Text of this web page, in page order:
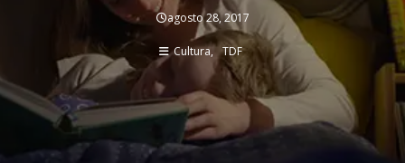
agosto 28, 2017
Cultura TDF